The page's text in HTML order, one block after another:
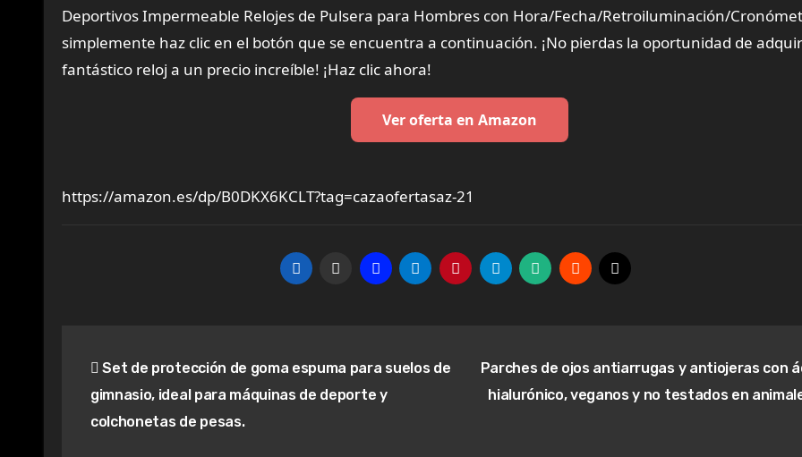
Deportivos Impermeable Relojes de Pulsera para Hombres con Hora/Fecha/Retroiluminación/
simplemente haz clic en el botón que se encuentra a continuación. ¡No pierdas la oportunidad de
fantástico reloj a un precio increíble! ¡Haz clic ahora!
Ver oferta en Amazon
https://amazon.es/dp/B0DKX6KCLT?tag=cazaofertasaz-21
de
entradas
Set de protección de goma espuma para suelos de
gimnasio, ideal para máquinas de deporte y
colchonetas de pesas.
Parches de ojos antiarrugas y antiojeras con
hialurónico, veganos y no testados en